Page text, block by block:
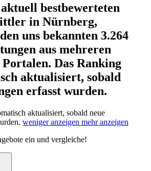
bestbewerteten
in Nürnberg,
uns bekannten 3.264
aus mehreren
Portalen. Das Ranking
aktualisiert, sobald
erfasst wurden.
aktualisiert, sobald neue
weniger anzeigen mehr anzeigen
ein und vergleiche!